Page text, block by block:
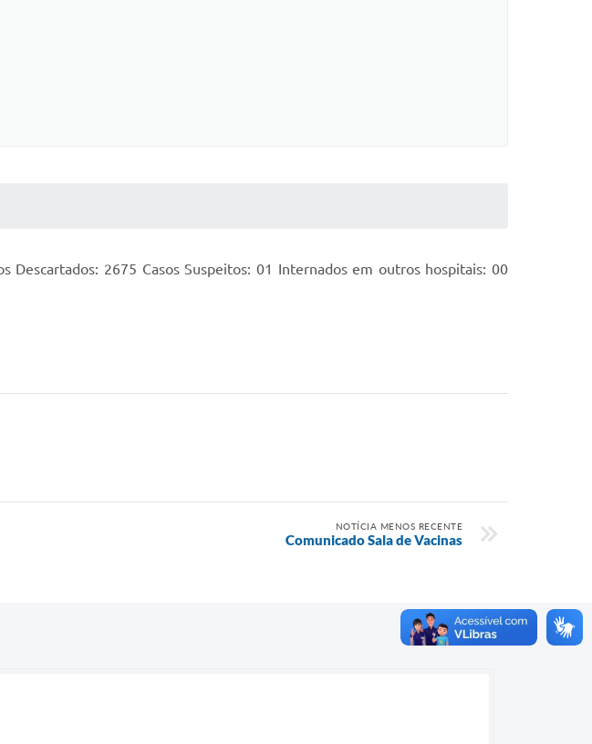
Descartados: 2675 Casos Suspeitos: 01 Internados em outros hospitais: 00
NOTÍCIA MENOS RECENTE
Comunicado Sala de Vacinas